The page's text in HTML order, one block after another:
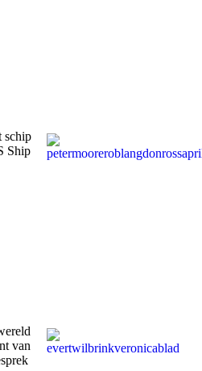
schip
Ship
van